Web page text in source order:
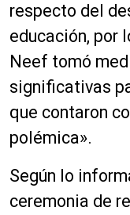
respecto del
educación, por
Neef tomó
significativas
que contaron
polémica».
Según lo
ceremonia de